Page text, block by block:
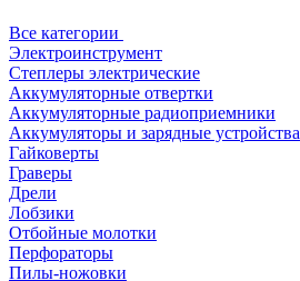
Все категории
Электроинструмент
Степлеры электрические
Аккумуляторные отвертки
Аккумуляторные радиоприемники
Аккумуляторы и зарядные устройства
Гайковерты
Граверы
Дрели
Лобзики
Отбойные молотки
Перфораторы
Пилы-ножовки